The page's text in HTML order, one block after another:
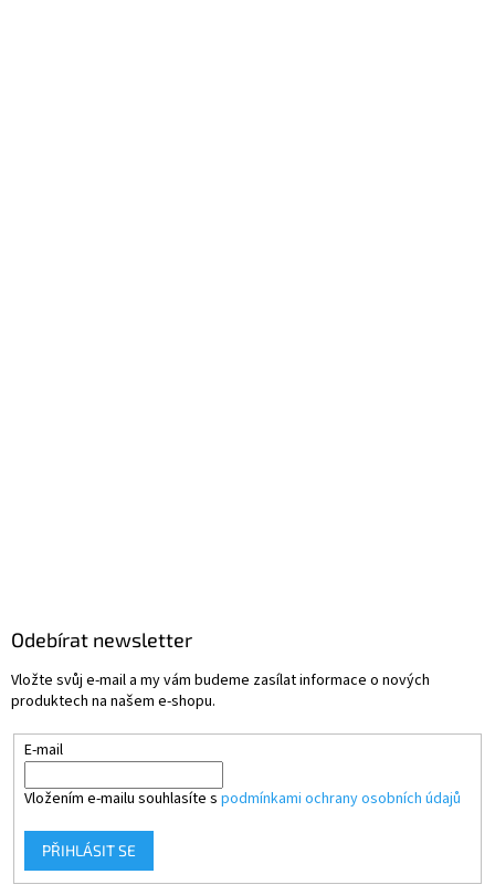
Odebírat newsletter
Vložte svůj e-mail a my vám budeme zasílat informace o nových
produktech na našem e-shopu.
E-mail
Vložením e-mailu souhlasíte s podmínkami ochrany osobních údajů
PŘIHLÁSIT SE